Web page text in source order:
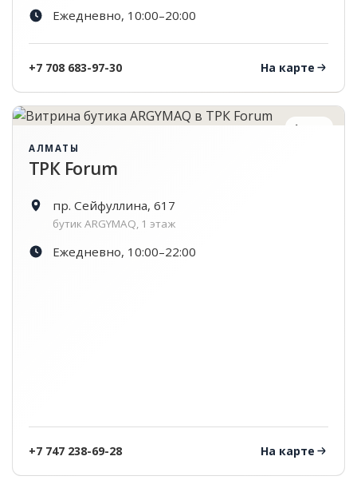
Ежедневно, 10:00–20:00
+7 708 683-97-30 На карте
1 этаж
АЛМАТЫ
ТРК Forum
пр. Сейфуллина, 617
бутик ARGYMAQ, 1 этаж
Ежедневно, 10:00–22:00
+7 747 238-69-28 На карте